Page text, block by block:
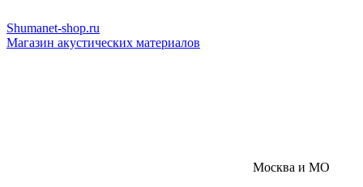
Shumanet-shop.ru
Магазин акустических материалов
Москва и МО